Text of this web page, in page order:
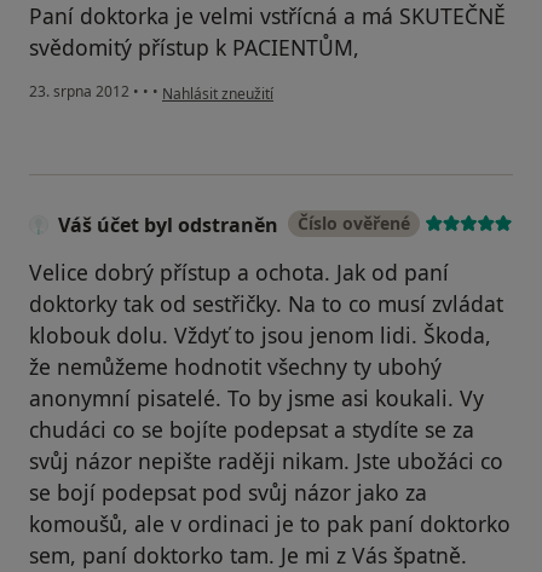
Paní doktorka je velmi vstřícná a má SKUTEČNĚ
svědomitý přístup k PACIENTŮM,
23. srpna 2012 • • • podle názoru uživatele Váš účet byl odstraněn
Nahlásit zneužití
Váš účet byl odstraněn Číslo ověřené
Velice dobrý přístup a ochota. Jak od paní
doktorky tak od sestřičky. Na to co musí zvládat
klobouk dolu. Vždyť to jsou jenom lidi. Škoda,
že nemůžeme hodnotit všechny ty ubohý
anonymní pisatelé. To by jsme asi koukali. Vy
chudáci co se bojíte podepsat a stydíte se za
svůj názor nepište raději nikam. Jste ubožáci co
se bojí podepsat pod svůj názor jako za
komoušů, ale v ordinaci je to pak paní doktorko
sem, paní doktorko tam. Je mi z Vás špatně.